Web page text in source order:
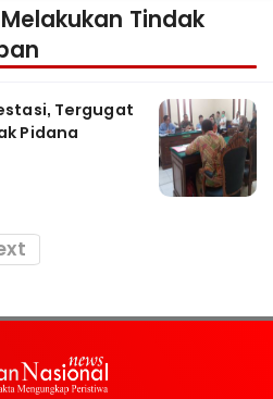
Tindak
Tergugat
Pidana